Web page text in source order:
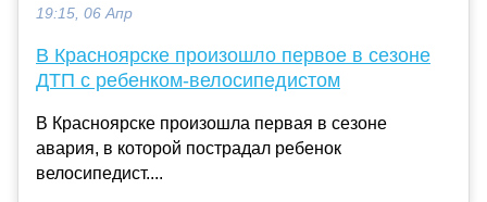
19:15, 06 Апр
В Красноярске произошло первое в сезоне
ДТП с ребенком-велосипедистом
В Красноярске произошла первая в сезоне
авария, в которой пострадал ребенок
велосипедист....